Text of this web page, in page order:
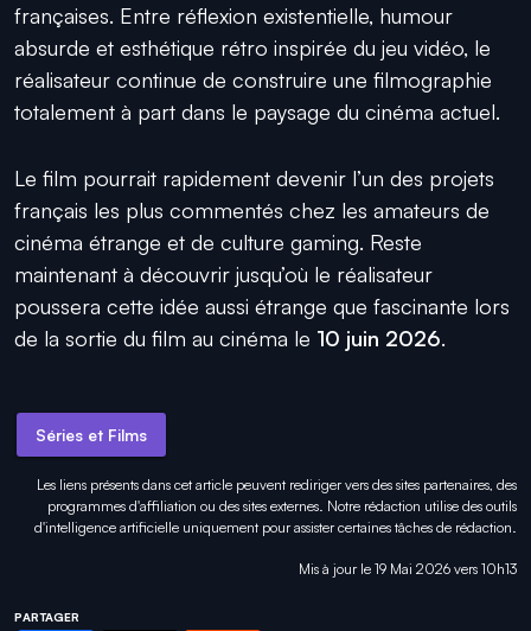
françaises. Entre réflexion existentielle, humour
absurde et esthétique rétro inspirée du jeu vidéo, le
réalisateur continue de construire une filmographie
totalement à part dans le paysage du cinéma actuel.
Le film pourrait rapidement devenir l’un des projets
français les plus commentés chez les amateurs de
cinéma étrange et de culture gaming. Reste
maintenant à découvrir jusqu’où le réalisateur
poussera cette idée aussi étrange que fascinante lors
de la sortie du film au cinéma le 10 juin 2026.
Séries et Films
Les liens présents dans cet article peuvent rediriger vers des sites partenaires, des
programmes d'affiliation ou des sites externes. Notre rédaction utilise des outils
d'intelligence artificielle uniquement pourassister certaines tâches de rédaction.
Mis à jour le 19 Mai 2026 vers 10h13
PARTAGER